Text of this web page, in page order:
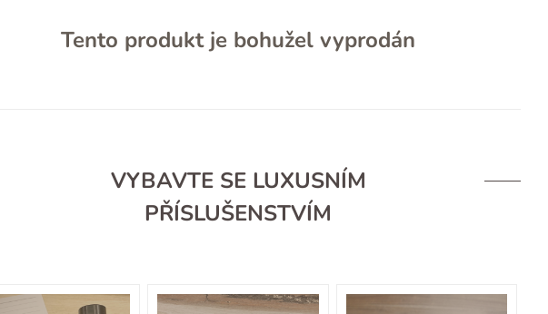
Tento produkt je bohužel vyprodán
VYBAVTE SE LUXUSNÍM
PŘÍSLUŠENSTVÍM